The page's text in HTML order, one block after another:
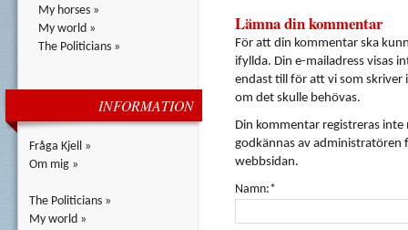
My horses »
My world »
The Politicians »
INFORMATION
Fråga Kjell »
Om mig »
The Politicians »
My world »
Lämna din kommentar
För att din kommentar ska
ifyllda. Din e-mailadress visas
endast till för att vi som skriver
om det skulle behövas.
Din kommentar registreras
godkännas av administratören
webbsidan.
Namn:*